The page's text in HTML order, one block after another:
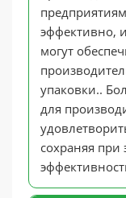
эффективно,
могут
упаковки..
для
сохраняя при